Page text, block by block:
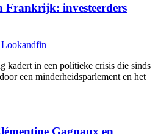
Frankrijk: investeerders
Lookandfin
kadert in een politieke crisis die sinds
een minderheidsparlement en het